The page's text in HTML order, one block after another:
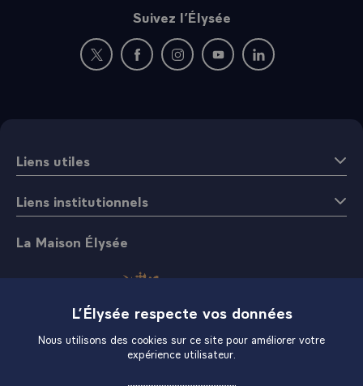
Suivez l’Élysée
Nouvelle fenêtre : rejoignez-nous sur Twitter
Nouvelle fenêtre : rejoignez-nous sur
Nouvelle fenêtre : rejoignez-nous
Nouvelle fenêtre :
Nouvelle fenêtre :
Liens utiles
Liens institutionnels
La Maison Élysée
L’Élysée respecte vos données
Nous utilisons des cookies sur ce site pour améliorer votre
expérience utilisateur.